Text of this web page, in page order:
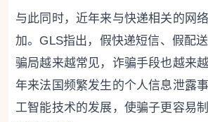
与此同时，近年来与快递相关的网
加。GLS指出，假快递短信、假配
骗局越来越常见，诈骗手段也越来
年来法国频繁发生的个人信息泄露
工智能技术的发展，使骗子更容易